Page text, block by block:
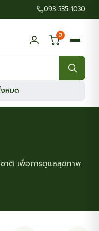
093-535-1030
0
หมด
าติ เพื่อการดูแลสุขภาพ